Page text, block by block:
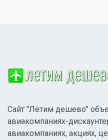
Сайт "Летим дешево"
авиакомпаниях-
авиакомпаниях, акциях,